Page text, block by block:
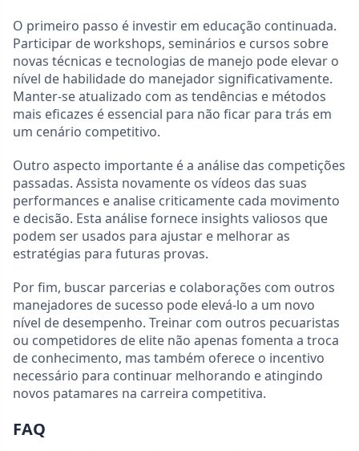
O primeiro passo é investir em educação continuada.
Participar de workshops, seminários e cursos sobre
novas técnicas e tecnologias de manejo pode elevar o
nível de habilidade do manejador significativamente.
Manter-se atualizado com as tendências e métodos
mais eficazes é essencial para não ficar para trás em
um cenário competitivo.
Outro aspecto importante é a análise das competições
passadas. Assista novamente os vídeos das suas
performances e analise criticamente cada movimento
e decisão. Esta análise fornece insights valiosos que
podem ser usados para ajustar e melhorar as
estratégias para futuras provas.
Por fim, buscar parcerias e colaborações com outros
manejadores de sucesso pode elevá-lo a um novo
nível de desempenho. Treinar com outros pecuaristas
ou competidores de elite não apenas fomenta a troca
de conhecimento, mas também oferece o incentivo
necessário para continuar melhorando e atingindo
novos patamares na carreira competitiva.
FAQ